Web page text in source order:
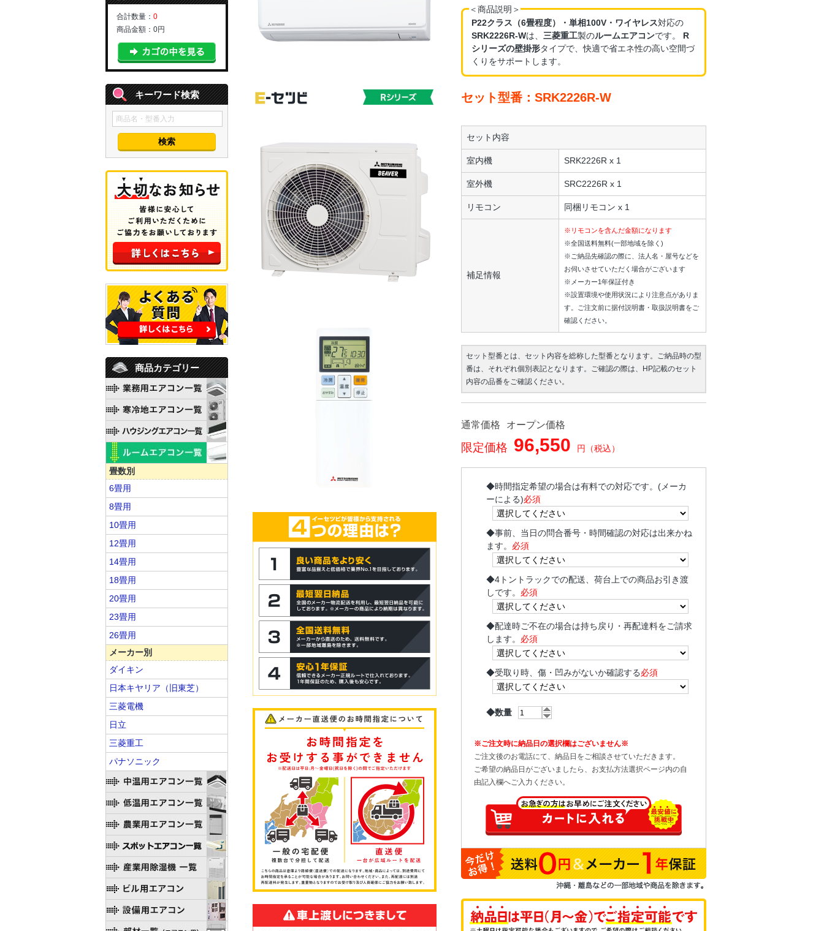
＜商品説明＞
P22クラス（6畳程度）・単相100V・ワイヤレス対応の
SRK2226R-Wは、 三菱重工製のルームエアコンです。 R
シリーズの壁掛形タイプで、快適で省エネ性の高い空間づ
くりをサポートします。
セット型番：SRK2226R-W
セット内容
室内機 SRK2226R x 1
室外機 SRC2226R x 1
リモコン 同梱リモコン x 1
補足情報
※リモコンを含んだ金額になります
※全国送料無料(一部地域を除く)
※ご納品先確認の際に、法人名・屋号などを
お伺いさせていただく場合がございます
※メーカー1年保証付き
※設置環境や使用状況により注意点がありま
す。ご注文前に据付説明書・取扱説明書をご
確認ください。
セット型番とは、セット内容を総称した型番となります。ご納品時の型
番は、それぞれ個別表記となります。ご確認の際は、HP記載のセット
内容の品番をご確認ください。
通常価格 オープン価格
限定価格 96,550 円（税込）
◆時間指定希望の場合は有料での対応です。(メーカ
ーによる)必須
◆事前、当日の問合番号・時間確認の対応は出来かね
ます。 必須
◆4トントラックでの配送、荷台上での商品お引き渡
しです。 必須
◆配達時ご不在の場合は持ち戻り・再配達料をご請求
します。 必須
◆受取り時、傷・凹みがないか確認する必須
◆数量
※ご注文時に納品日の選択欄はございません※
ご注文後のお電話にて、納品日をご相談させていただきます。
ご希望の納品日がございましたら、お支払方法選択ページ内の自
由記入欄へご入力ください。
合計数量： 0
商品金額： 0円
キーワード検索
商品カテゴリー
畳数別
6畳用
8畳用
10畳用
12畳用
14畳用
18畳用
20畳用
23畳用
26畳用
メーカー別
ダイキン
日本キヤリア（旧東芝）
三菱電機
日立
三菱重工
パナソニック